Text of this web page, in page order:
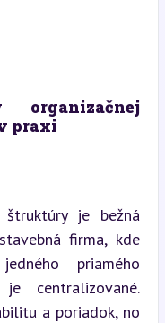
praxi
je bežná
firma, kde
priamého
je centralizované.
a poriadok, no